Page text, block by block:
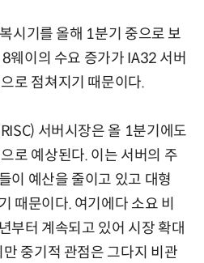
시기를 올해 1분기 중으로 보
웨이의 수요 증가가 IA32 서버
로 점쳐지기 때문이다.
서버시장은 올 1분기에도
로 예상된다. 이는 서버의 주
이 예산을 줄이고 있고 대형
때문이다. 여기에다 소요 비
부터 계속되고 있어 시장 확대
중기적 관점은 그다지 비관